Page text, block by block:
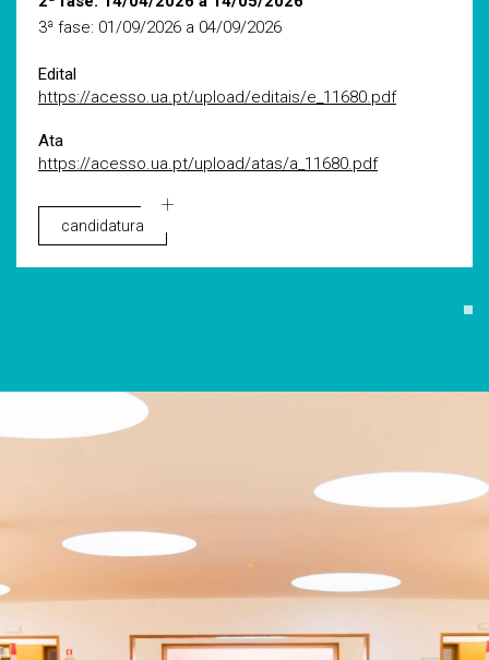
3ª fase: 01/09/2026 a 04/09/2026
Edital
https://acesso.ua.pt/upload/editais/e_11680.pdf
Ata
https://acesso.ua.pt/upload/atas/a_11680.pdf
candidatura